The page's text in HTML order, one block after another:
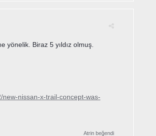
yönelik. Biraz 5 yıldız olmuş.
nissan-x-trail-concept-was-
Atrinbeğendi